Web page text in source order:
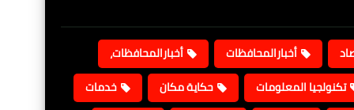
أخبارالمحافظات
أخبارالمحافظات،
تكنولجيا المعلومات
حكاية مكان
خدمات